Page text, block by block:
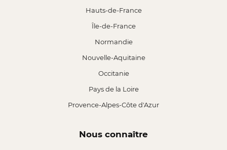
Hauts-de-France
Île-de-France
Normandie
Nouvelle-Aquitaine
Occitanie
Pays de la Loire
Provence-Alpes-Côte d'Azur
Nous connaître